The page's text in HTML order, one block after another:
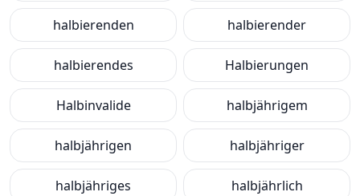
halbierenden halbierender
halbierendes Halbierungen
Halbinvalide halbjährigem
halbjährigen halbjähriger
halbjähriges halbjährlich